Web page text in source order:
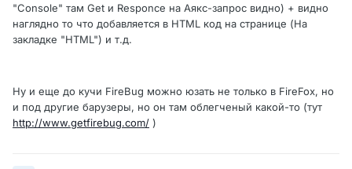
"Console" там Get и Responce на Аякс-запрос видно) + видно
наглядно то что добавляется в HTML код на странице (На
закладке "HTML") и т.д.
Ну и еще до кучи FireBug можно юзать не только в FireFox, но
и под другие барузеры, но он там облегченый какой-то (тут
http://www.getfirebug.com/ )